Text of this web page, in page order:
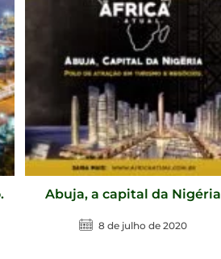
Abuja, a capital da Nigéria
8 de julho de 2020